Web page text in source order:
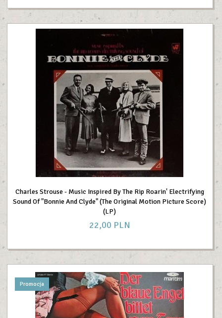
Charles Strouse - Music Inspired By The Rip Roarin' Electrifying
Sound Of "Bonnie And Clyde" (The Original Motion Picture Score)
(LP)
22,00 PLN
Promocja